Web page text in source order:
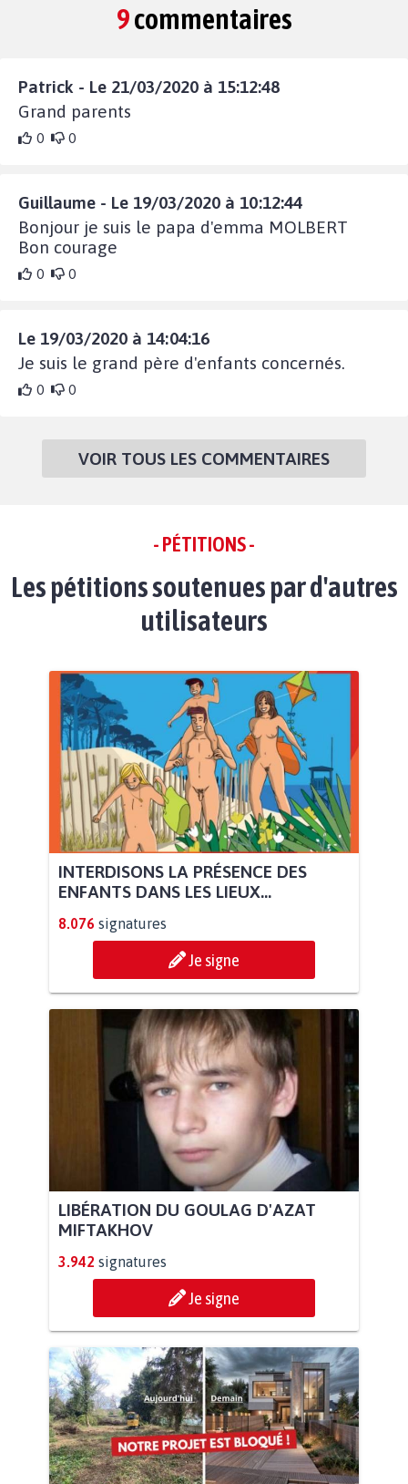
9commentaires
Patrick - Le 21/03/2020 à 15:12:48
Grand parents
0 0
Guillaume - Le 19/03/2020 à 10:12:44
Bonjour je suis le papa d'emma MOLBERT
Bon courage
0 0
Le 19/03/2020 à 14:04:16
Je suis le grand père d'enfants concernés.
0 0
VOIR TOUS LES COMMENTAIRES
- PÉTITIONS -
Les pétitions soutenues par d'autres
utilisateurs
INTERDISONS LA PRÉSENCE DES
ENFANTS DANS LES LIEUX...
8.076 signatures
Je signe
LIBÉRATION DU GOULAG D'AZAT
MIFTAKHOV
3.942 signatures
Je signe